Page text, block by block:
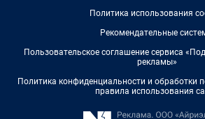
Политика использования
Рекомендательные
Пользовательское соглашение сервиса
рекламы»
Политика конфиденциальности и обработки
правила использования